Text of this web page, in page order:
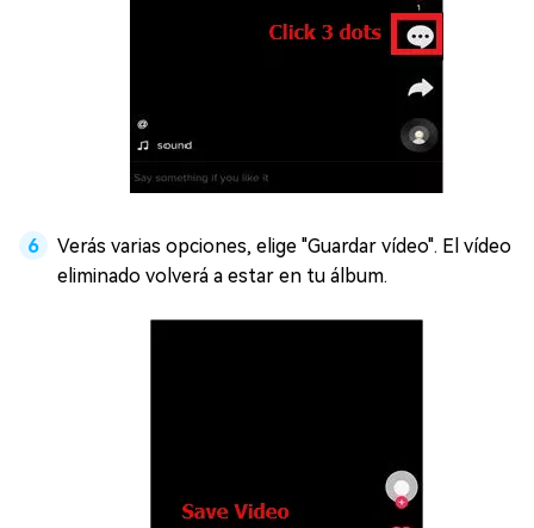
Verás varias opciones, elige "Guardar vídeo". El vídeo
eliminado volverá a estar en tu álbum.